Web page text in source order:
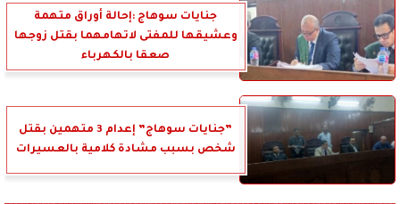
جنايات سوهاج :إحالة أوراق متهمة
وعشيقها للمفتى لاتهامهما بقتل زوجها
صعقا بالكهرباء
”جنايات سوهاج” إعدام 3 متهمين بقتل
شخص بسبب مشادة كلامية بالعسيرات